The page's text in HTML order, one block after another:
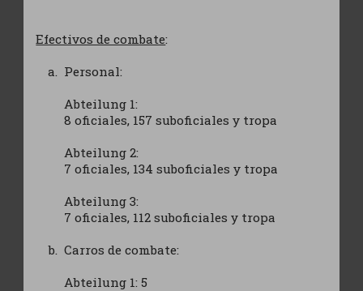
Efectivos de combate:
Personal:
Abteilung 1:
8 oficiales, 157 suboficiales y tropa
Abteilung 2:
7 oficiales, 134 suboficiales y tropa
Abteilung 3:
7 oficiales, 112 suboficiales y tropa
Carros de combate:
Abteilung 1: 5